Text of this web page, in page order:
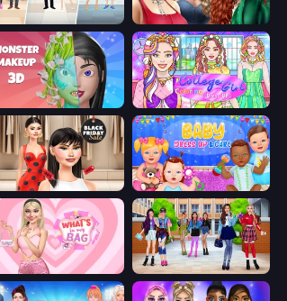
College Girl & Boy Makeover Colored Denim Trends
Monster Makeup 3D College Girl Coloring Dress Up
Black Friday Baby Dress Up
In My Bag High School BFFs: Girls Team